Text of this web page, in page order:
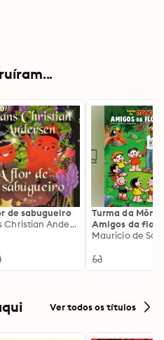
História". Embarque em
com contos clássicos
de uma maneira
especialmente para
de sabugueiro
Hans Christian Andersen
Turma da
Amigos da
Ver todos os títulos